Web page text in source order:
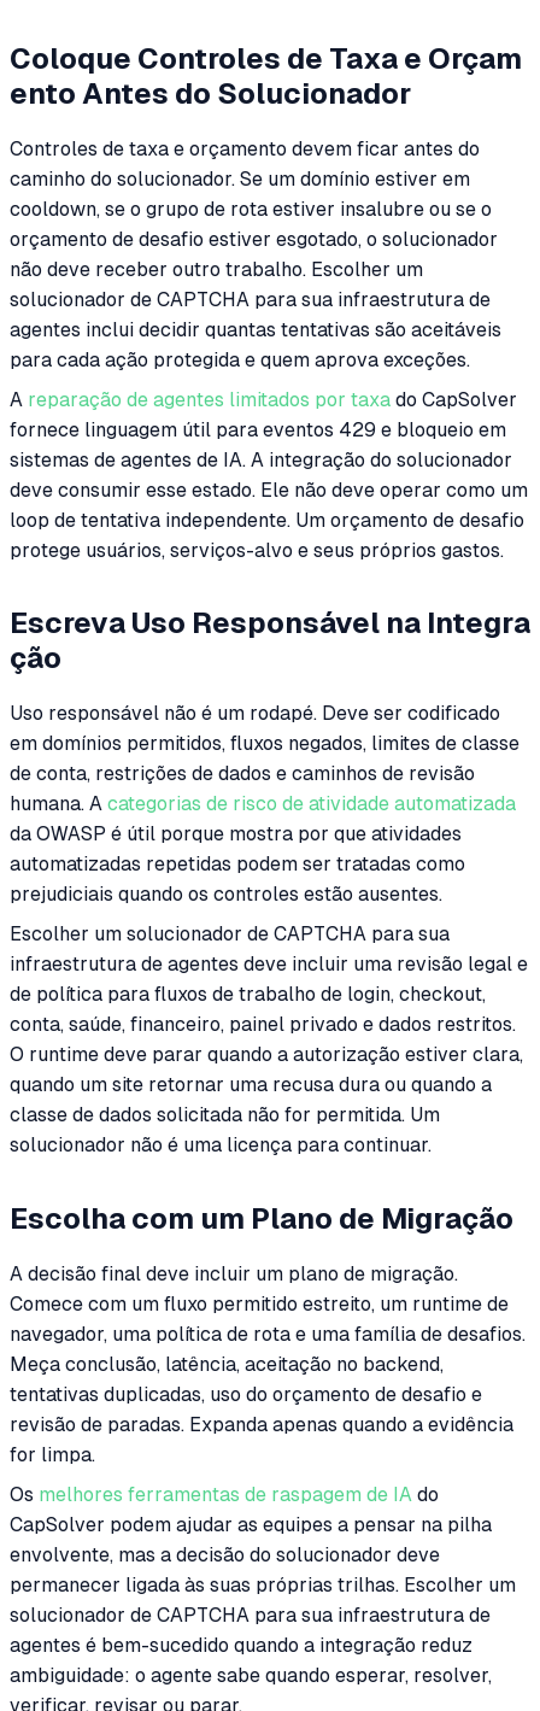
Coloque Controles de Taxa e Orçam
ento Antes do Solucionador
Controles de taxa e orçamento devem ficar antes do
caminho do solucionador. Se um domínio estiver em
cooldown, se o grupo de rota estiver insalubre ou se o
orçamento de desafio estiver esgotado, o solucionador
não deve receber outro trabalho. Escolher um
solucionador de CAPTCHA para sua infraestrutura de
agentes inclui decidir quantas tentativas são aceitáveis
para cada ação protegida e quem aprova exceções.
A reparação de agentes limitados por taxa do CapSolver
fornece linguagem útil para eventos 429 e bloqueio em
sistemas de agentes de IA. A integração do solucionador
deve consumir esse estado. Ele não deve operar como um
loop de tentativa independente. Um orçamento de desafio
protege usuários, serviços-alvo e seus próprios gastos.
Escreva Uso Responsável na Integra
ção
Uso responsável não é um rodapé. Deve ser codificado
em domínios permitidos, fluxos negados, limites de classe
de conta, restrições de dados e caminhos de revisão
humana. A categorias de risco de atividade automatizada
da OWASP é útil porque mostra por que atividades
automatizadas repetidas podem ser tratadas como
prejudiciais quando os controles estão ausentes.
Escolher um solucionador de CAPTCHA para sua
infraestrutura de agentes deve incluir uma revisão legal e
de política para fluxos de trabalho de login, checkout,
conta, saúde, financeiro, painel privado e dados restritos.
O runtime deve parar quando a autorização estiver clara,
quando um site retornar uma recusa dura ou quando a
classe de dados solicitada não for permitida. Um
solucionador não é uma licença para continuar.
Escolha com um Plano de Migração
A decisão final deve incluir um plano de migração.
Comece com um fluxo permitido estreito, um runtime de
navegador, uma política de rota e uma família de desafios.
Meça conclusão, latência, aceitação no backend,
tentativas duplicadas, uso do orçamento de desafio e
revisão de paradas. Expanda apenas quando a evidência
for limpa.
Os melhores ferramentas de raspagem de IA do
CapSolver podem ajudar as equipes a pensar na pilha
envolvente, mas a decisão do solucionador deve
permanecer ligada às suas próprias trilhas. Escolher um
solucionador de CAPTCHA para sua infraestrutura de
agentes é bem-sucedido quando a integração reduz
ambiguidade: o agente sabe quando esperar, resolver,
verificar, revisar ou parar.